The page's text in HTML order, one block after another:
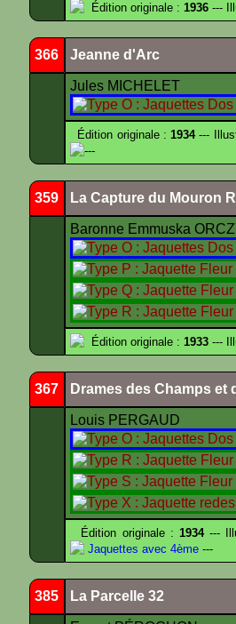
Édition originale : 1936 ---
366 Jeanne d'Arc
Jules MICHELET
Édition originale :1934---
---
359 La Capture du Mouron
Baronne Emmuska
Édition originale : 1933 ---
367 Drames des Champs et
Louis PERGAUD
Édition originale : 1934---
Jaquettes avec 4ème ---
385 La Parcelle 32